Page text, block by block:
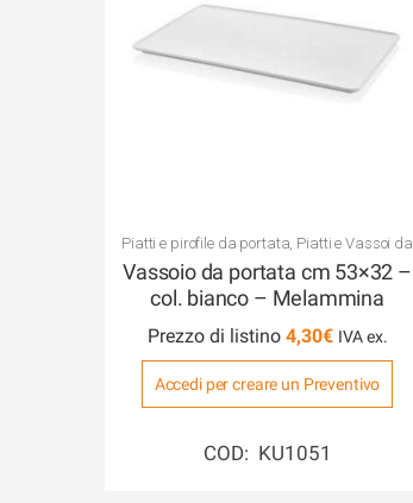
Piatti e pirofile da portata, Piatti e Vassoi da
portata in Melammina
Piatti e Vassoi in
Melammina Vari
Vassoio da portata cm 53×32 –
col. bianco – Melammina
Prezzo di listino 4,30€
Accedi per creare un Preventivo
COD: KU1051